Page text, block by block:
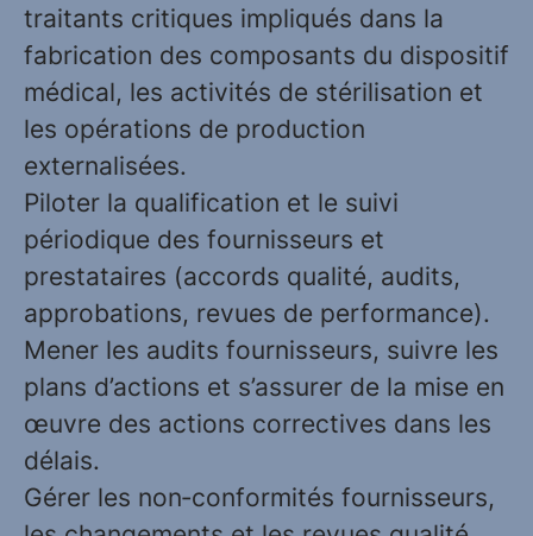
traitants critiques impliqués dans la
fabrication des composants du dispositif
médical, les activités de stérilisation et
les opérations de production
externalisées.
Piloter la qualification et le suivi
périodique des fournisseurs et
prestataires (accords qualité, audits,
approbations, revues de performance).
Mener les audits fournisseurs, suivre les
plans d’actions et s’assurer de la mise en
œuvre des actions correctives dans les
délais.
Gérer les non‑conformités fournisseurs,